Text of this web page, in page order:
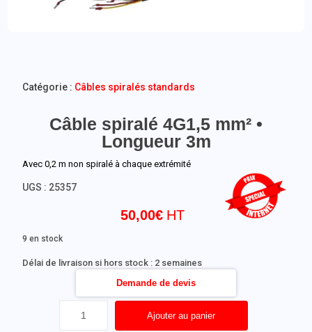
Câble spiralé 4G1,5 mm² •
Longueur 3m
50,00€
Délai de livraison si hors stock : 2 semaines
Avec 0,2 m non spiralé à chaque extrémité
9 en stock
Ajouter au panier
Demande de devis
UGS : 25357
Catégorie : Câbles spiralés standards